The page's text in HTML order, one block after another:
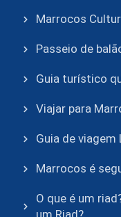
Marrocos
Passeio de
Guia turístico
Viajar para
Guia de viagem
Marrocos é
O que é um